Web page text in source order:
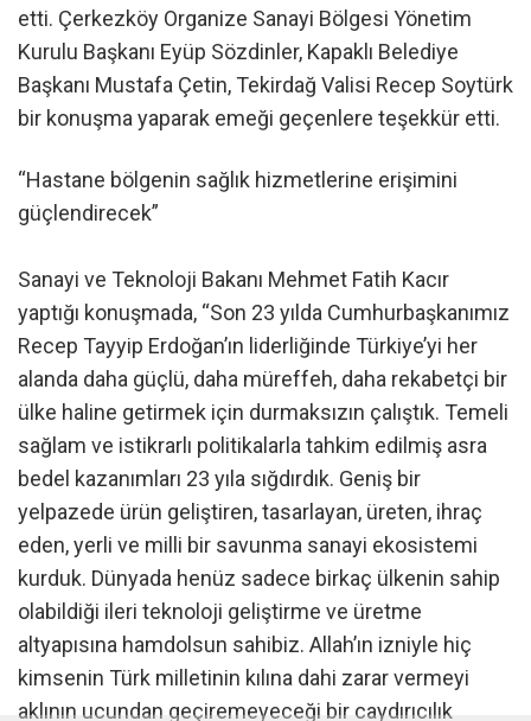
etti. Çerkezköy Organize Sanayi Bölgesi Yönetim
Kurulu Başkanı Eyüp Sözdinler, Kapaklı Belediye
Başkanı Mustafa Çetin, Tekirdağ Valisi Recep Soytürk
bir konuşma yaparak emeği geçenlere teşekkür etti.
“Hastane bölgenin sağlık hizmetlerine erişimini
güçlendirecek”
Sanayi ve Teknoloji Bakanı Mehmet Fatih Kacır
yaptığı konuşmada, “Son 23 yılda Cumhurbaşkanımız
Recep Tayyip Erdoğan’ın liderliğinde Türkiye’yi her
alanda daha güçlü, daha müreffeh, daha rekabetçi bir
ülke haline getirmek için durmaksızın çalıştık. Temeli
sağlam ve istikrarlı politikalarla tahkim edilmiş asra
bedel kazanımları 23 yıla sığdırdık. Geniş bir
yelpazede ürün geliştiren, tasarlayan, üreten, ihraç
eden, yerli ve milli bir savunma sanayi ekosistemi
kurduk. Dünyada henüz sadece birkaç ülkenin sahip
olabildiği ileri teknoloji geliştirme ve üretme
altyapısına hamdolsun sahibiz. Allah’ın izniyle hiç
kimsenin Türk milletinin kılına dahi zarar vermeyi
aklının ucundan geçiremeyeceği bir caydırıcılık